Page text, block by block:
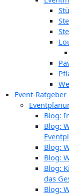
Event-Ratgeber
Blog:
Blog:
Blog:
Blog:
Blog:
das
Blog: